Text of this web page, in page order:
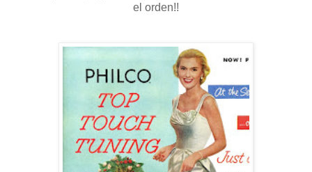
el orden!!